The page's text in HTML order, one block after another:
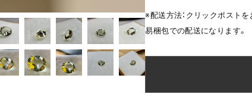
※配送方法：クリックポスト
易梱包での配送になります。